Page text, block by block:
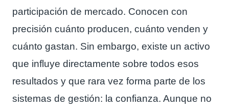
participación de mercado. Conocen con
precisión cuánto producen, cuánto venden y
cuánto gastan. Sin embargo, existe un activo
que influye directamente sobre todos esos
resultados y que rara vez forma parte de los
sistemas de gestión: la confianza. Aunque no